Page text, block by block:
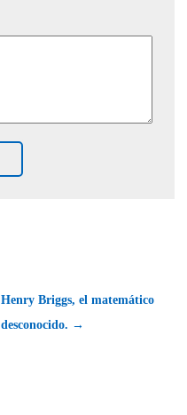
Henry Briggs, el matemático
desconocido. →